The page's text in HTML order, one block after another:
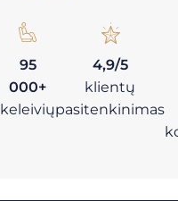
95
000+
keleivių
4,9/5
klientų
pasitenkinimas